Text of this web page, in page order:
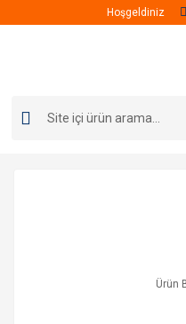
Hoşgeldiniz
Ürün